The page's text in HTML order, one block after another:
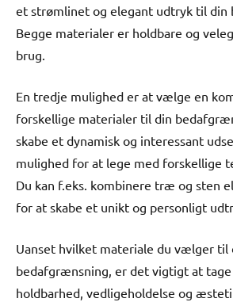
et strømlinet og elegant udtryk til din
Begge materialer er holdbare og
brug.
En tredje mulighed er at vælge en
forskellige materialer til din
skabe et dynamisk og interessant
mulighed for at lege med forskellige
Du kan f.eks. kombinere træ og sten
for at skabe et unikt og personligt
Uanset hvilket materiale du vælger til
bedafgrænsning, er det vigtigt at
holdbarhed, vedligeholdelse og